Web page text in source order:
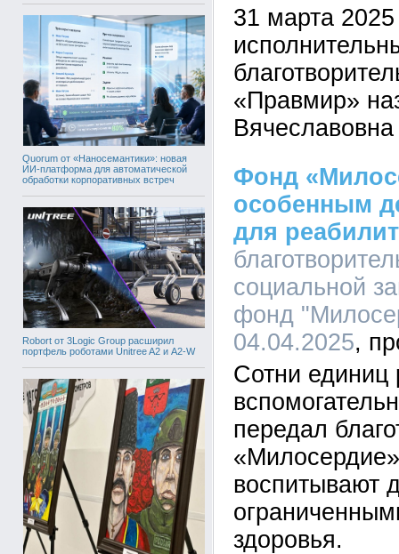
Quorum от «Наносемантики»: новая
ИИ-платформа для автоматической
обработки корпоративных встреч
Robort от 3Logic Group расширил
портфель роботами Unitree A2 и A2-W
31 марта 2025
«Правмир»
Фонд
особенным
для
социальной
фонд
04.04.2025
Сотни единиц
передал
воспитывают
здоровья.